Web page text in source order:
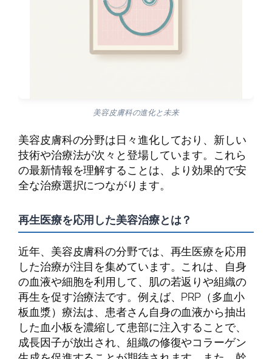
美容皮膚科の進化と未来
美容皮膚科の分野は日々進化しており、新しい
技術や治療法が次々と登場しています。これら
の最新情報を理解することは、より効果的で安
全な治療選択につながります。
再生医療を応用した美容治療とは？
近年、美容皮膚科の分野では、再生医療を応用
した治療が注目を集めています。これは、自身
の血液や細胞を利用して、肌の若返りや組織の
再生を促す治療法です。例えば、PRP（多血小
板血漿）療法は、患者さん自身の血液から抽出
した血小板を濃縮して患部に注入することで、
成長因子が放出され、組織の修復やコラーゲン